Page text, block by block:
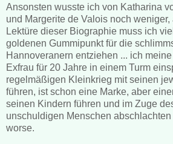
Ansonsten wusste ich von Katharina
und Margerite de Valois noch weniger,
Lektüre dieser Biographie muss ich
goldenen Gummipunkt für die
Hannoveranern entziehen ... ich
Exfrau für 20 Jahre in einem Turm
regelmäßigen Kleinkrieg mit seinen
führen, ist schon eine Marke, aber
seinen Kindern führen und im Zuge
unschuldigen Menschen
worse.